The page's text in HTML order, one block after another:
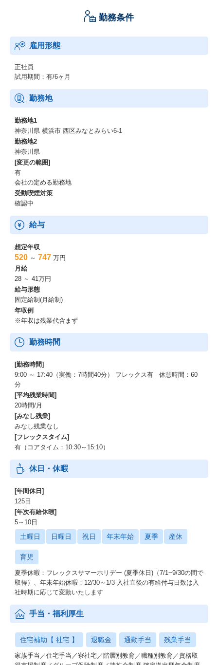
勤務条件
雇用形態
正社員
試用期間：有/6ヶ月
勤務地
勤務地1
神奈川県 横浜市 西区みなとみらい6‐1
勤務地2
神奈川県
[変更の範囲]
有
会社の定める勤務地
受動喫煙対策
確認中
給与
想定年収
520 ～ 747 万円
月給
28 ～ 41万円
給与形態
固定給制(月給制)
年収例
※年収は残業代含まず
勤務時間
[勤務時間]
9:00 ～ 17:40（実働：7時間40分） フレックス有 休憩時間：60
分
[平均残業時間]
20時間/月
[みなし残業]
みなし残業なし
[フレックスタイム]
有（コアタイム：10:30～15:10）
休日・休暇
[年間休日]
125日
[年次有給休暇]
5～10日
土曜日 日曜日 祝日 年末年始 夏季 産休
育児
夏季休暇：フレックスサマーホリデー (夏季休日)（7/1~9/30の間で
取得）、年末年始休暇：12/30～1/3 入社直後の有給付与日数は入
社時期に応じて変動いたします
手当・福利厚生
住宅補助【 社宅 】 退職金 通勤手当 残業手当
家族手当／住宅手当／寮社宅／階層別教育／職種別教育／資格取